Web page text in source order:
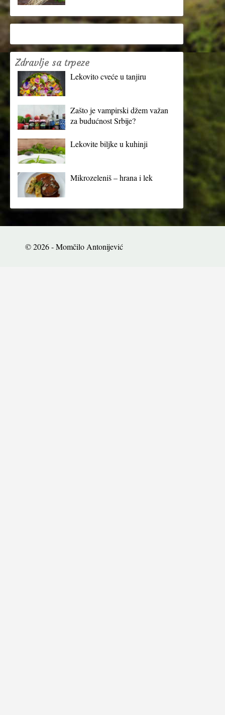
Zdravlje sa trpeze
Lekovito cveće u tanjiru
Zašto je vampirski džem važan
za budućnost Srbije?
Lekovite biljke u kuhinji
Mikrozeleniš – hrana i lek
© 2026 - Momčilo Antonijević